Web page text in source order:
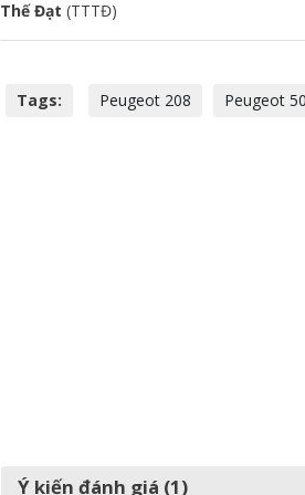
Thế Đạt (TTTĐ)
Tags: Peugeot 208 Peugeot
Ý kiến đánh giá (1)